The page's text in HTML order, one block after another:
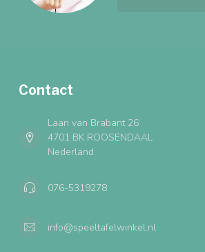
Contact
Laan van Brabant 26
4701 BK ROOSENDAAL
Nederland
076-5319278
info@speeltafelwinkel.nl